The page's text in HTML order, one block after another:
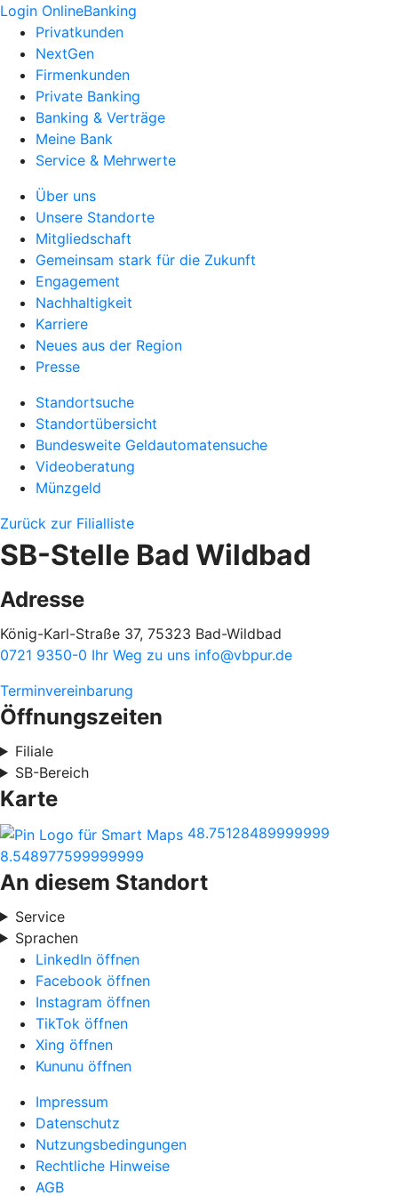
Login OnlineBanking
Privatkunden
NextGen
Firmenkunden
Private Banking
Banking & Verträge
Meine Bank
Service & Mehrwerte
Über uns
Unsere Standorte
Mitgliedschaft
Gemeinsam stark für die Zukunft
Engagement
Nachhaltigkeit
Karriere
Neues aus der Region
Presse
Standortsuche
Standortübersicht
Bundesweite Geldautomatensuche
Videoberatung
Münzgeld
Zurück zur Filialliste
SB-Stelle Bad Wildbad
Adresse
König-Karl-Straße 37, 75323 Bad-Wildbad
0721 9350-0 Ihr Weg zu uns info@vbpur.de
Terminvereinbarung
Öffnungszeiten
Filiale
SB-Bereich
Karte
48.75128489999999
8.548977599999999
An diesem Standort
Service
Sprachen
LinkedIn öffnen
Facebook öffnen
Instagram öffnen
TikTok öffnen
Xing öffnen
Kununu öffnen
Impressum
Datenschutz
Nutzungsbedingungen
Rechtliche Hinweise
AGB